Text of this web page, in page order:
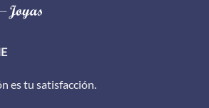
es tu satisfacción.